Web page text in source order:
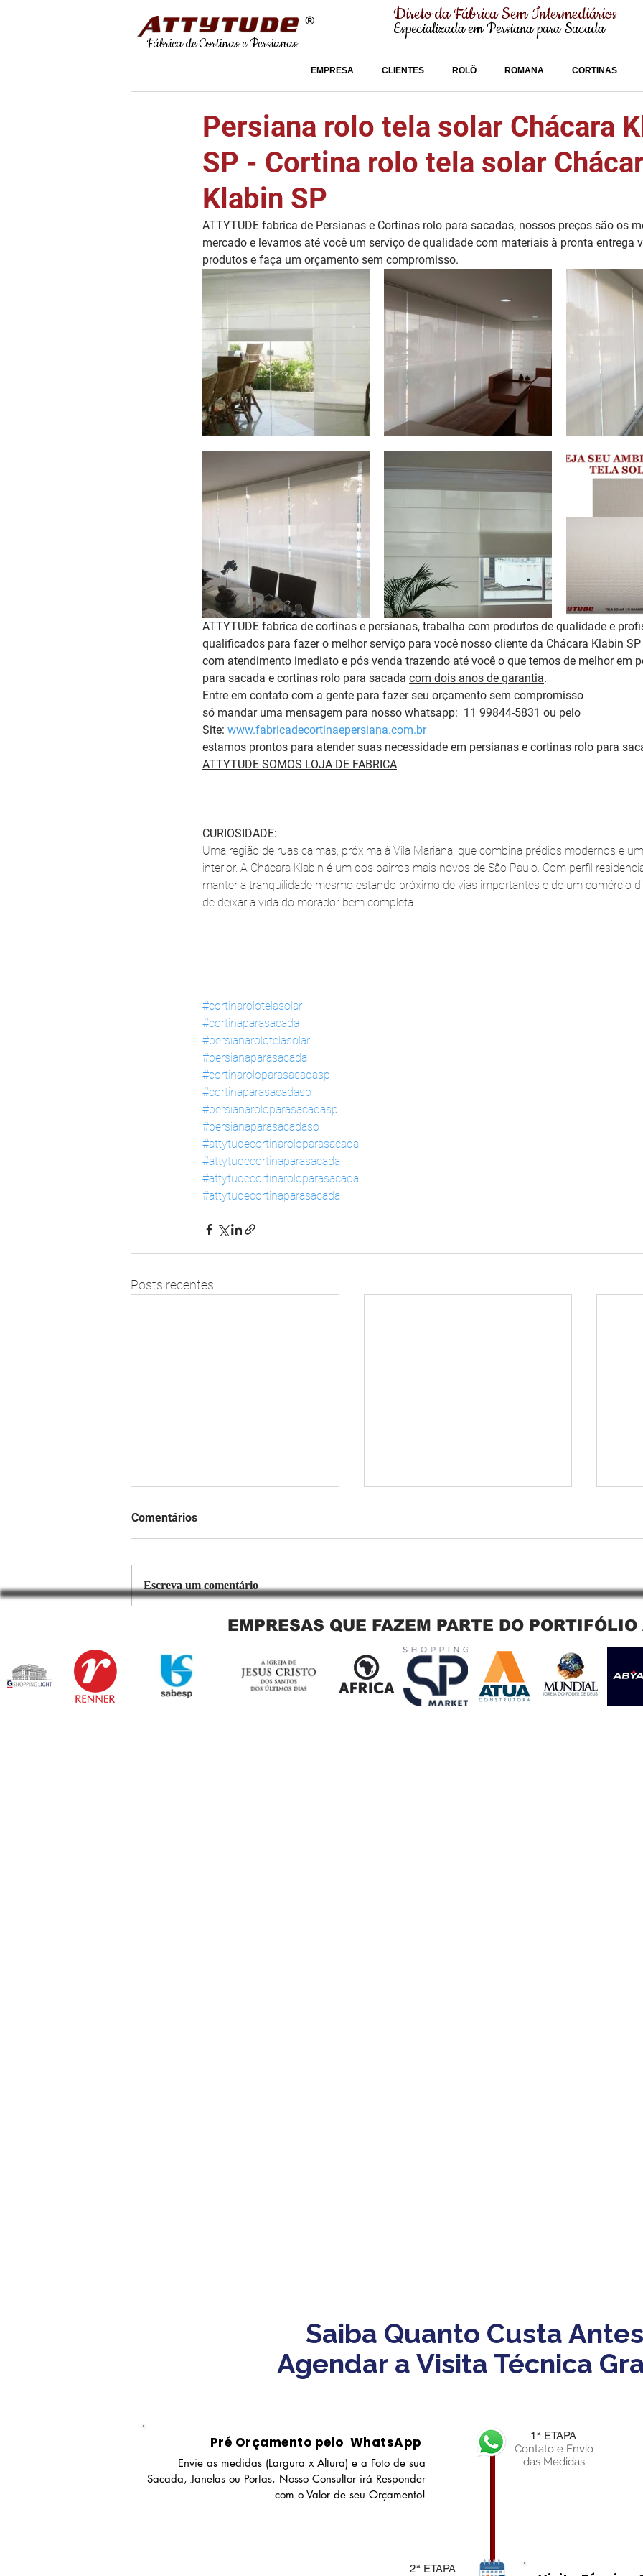
Fábrica de Cortinas e Persianas
® Direto da Fábrica Sem Intermediários
Especializada em Persiana para Sacada
EMPRESA CLIENTES ROLÔ ROMANA CORTINAS
Persiana rolo tela solar Chácara
SP - Cortina rolo tela solar
Klabin SP
ATTYTUDE fabrica de Persianas e Cortinas rolo para sacadas, nossos preços são os
mercado e levamos até você um serviço de qualidade com materiais à pronta entrega
produtos e faça um orçamento sem compromisso.
ATTYTUDE fabrica de cortinas e persianas, trabalha com produtos de qualidade e
qualificados para fazer o melhor serviço para você nosso cliente da Chácara Klabin
com atendimento imediato e pós venda trazendo até você o que temos de melhor em
para sacada e cortinas rolo para sacada com dois anos de garantia.
Entre em contato com a gente para fazer seu orçamento sem compromisso
só mandar uma mensagem para nosso whatsapp:  11 99844-5831 ou pelo
Site: www.fabricadecortinaepersiana.com.br
estamos prontos para atender suas necessidade em persianas e cortinas rolo para
ATTYTUDE SOMOS LOJA DE FABRICA
CURIOSIDADE:
Uma região de ruas calmas, próxima à Vila Mariana, que combina prédios modernos e
interior. A Chácara Klabin é um dos bairros mais novos de São Paulo. Com perfil
manter a tranquilidade mesmo estando próximo de vias importantes e de um comércio
de deixar a vida do morador bem completa.
#cortinarolotelasolar
#cortinaparasacada
#persianarolotelasolar
#persianaparasacada
#cortinaroloparasacadasp
#cortinaparasacadasp
#persianaroloparasacadasp
#persianaparasacadaso
#attytudecortinaroloparasacada
#attytudecortinaparasacada
#attytudecortinaroloparasacada
#attytudecortinaparasacada
Posts recentes
Copiar de Persiana Rolo Tela
Sacada Perfeita no Link
Sapopemba!
Persiana Rolo Tela Solar: O
Segredo para uma Sacada
Perfeita no Link Sapopemba!
Comentários
Escreva um comentário
EMPRESAS QUE FAZEM PARTE DO
Saiba Quanto Custa
Agendar a Visita Técnica
Pré Orçamento pelo WhatsApp
Envie as medidas (Largura x Altura) e a Foto de sua
Sacada, Janelas ou Portas, Nosso Consultor irá Responder
com o Valor de seu Orçamento!
1ª ETAPA
Contato e Envio
das Medidas
2ª ETAPA